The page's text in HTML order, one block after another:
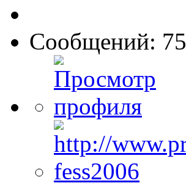
Сообщений: 75